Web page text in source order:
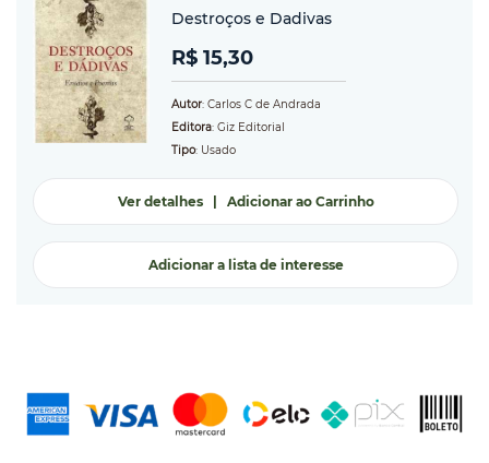
Destroços e Dadivas
R$ 15,30
Autor: Carlos C de Andrada
Editora: Giz Editorial
Tipo: Usado
Ver detalhes| Adicionar ao Carrinho
Adicionar a lista de interesse